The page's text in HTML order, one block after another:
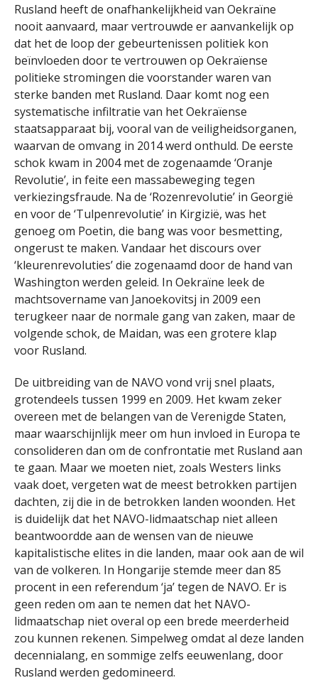
Rusland heeft de onafhankelijkheid van Oekraïne
nooit aanvaard, maar vertrouwde er aanvankelijk op
dat het de loop der gebeurtenissen politiek kon
beïnvloeden door te vertrouwen op Oekraïense
politieke stromingen die voorstander waren van
sterke banden met Rusland. Daar komt nog een
systematische infiltratie van het Oekraïense
staatsapparaat bij, vooral van de veiligheidsorganen,
waarvan de omvang in 2014 werd onthuld. De eerste
schok kwam in 2004 met de zogenaamde ‘Oranje
Revolutie’, in feite een massabeweging tegen
verkiezingsfraude. Na de ‘Rozenrevolutie’ in Georgië
en voor de ‘Tulpenrevolutie’ in Kirgizië, was het
genoeg om Poetin, die bang was voor besmetting,
ongerust te maken. Vandaar het discours over
‘kleurenrevoluties’ die zogenaamd door de hand van
Washington werden geleid. In Oekraïne leek de
machtsovername van Janoekovitsj in 2009 een
terugkeer naar de normale gang van zaken, maar de
volgende schok, de Maidan, was een grotere klap
voor Rusland.
De uitbreiding van de NAVO vond vrij snel plaats,
grotendeels tussen 1999 en 2009. Het kwam zeker
overeen met de belangen van de Verenigde Staten,
maar waarschijnlijk meer om hun invloed in Europa te
consolideren dan om de confrontatie met Rusland aan
te gaan. Maar we moeten niet, zoals Westers links
vaak doet, vergeten wat de meest betrokken partijen
dachten, zij die in de betrokken landen woonden. Het
is duidelijk dat het NAVO-lidmaatschap niet alleen
beantwoordde aan de wensen van de nieuwe
kapitalistische elites in die landen, maar ook aan de wil
van de volkeren. In Hongarije stemde meer dan 85
procent in een referendum ‘ja’ tegen de NAVO. Er is
geen reden om aan te nemen dat het NAVO-
lidmaatschap niet overal op een brede meerderheid
zou kunnen rekenen. Simpelweg omdat al deze landen
decennialang, en sommige zelfs eeuwenlang, door
Rusland werden gedomineerd.